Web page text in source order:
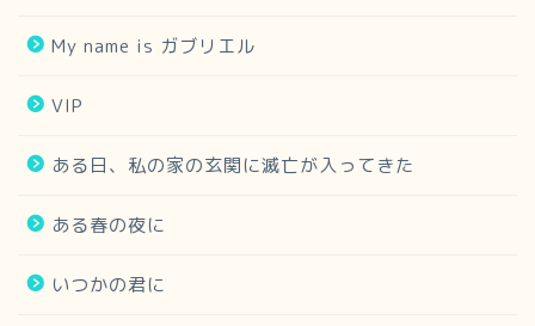
My name is ガブリエル
VIP
ある日、私の家の玄関に滅亡が入ってきた
ある春の夜に
いつかの君に